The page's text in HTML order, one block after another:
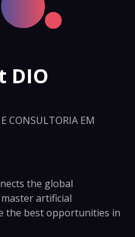
DIO
CONSULTORIA EM
the global
artificial
the best opportunities in